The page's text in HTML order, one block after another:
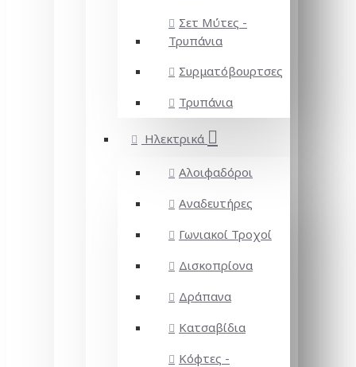
Σετ Μύτες -
Τρυπάνια
Συρματόβουρτσες
Τρυπάνια
Ηλεκτρικά
Αλοιφαδόροι
Αναδευτήρες
Γωνιακοί Τροχοί
Δισκοπρίονα
Δράπανα
Κατσαβίδια
Κόφτες -